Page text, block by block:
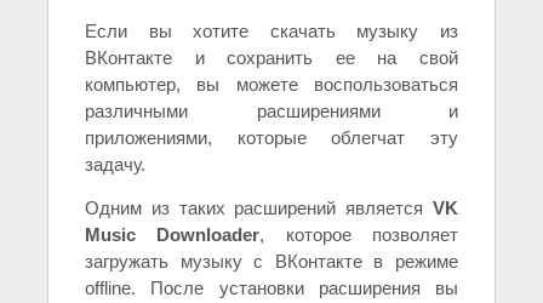
Если вы хотите скачать музыку из
ВКонтакте и сохранить ее на свой
компьютер, вы можете воспользоваться
различными расширениями и
приложениями, которые облегчат эту
задачу.
Одним из таких расширений является VK
Music Downloader, которое позволяет
загружать музыку с ВКонтакте в режиме
offline. После установки расширения вы